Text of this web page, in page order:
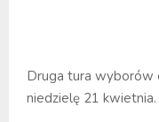
Druga tura wyborów
niedzielę 21 kwietnia.